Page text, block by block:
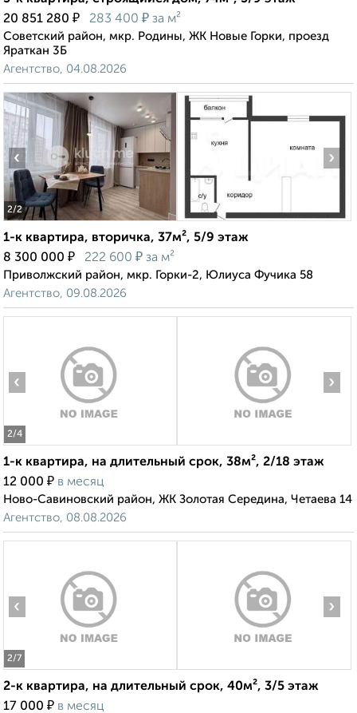
20 851 280 ₽ 283 400 ₽ за м²
Советский район, мкр. Родины, ЖК Новые Горки, проезд
Яраткан 3Б
Агентство, 04.08.2026
2/2
‹ ›
1-к квартира, вторичка, 37м², 5/9 этаж
8 300 000 ₽ 222 600 ₽ за м²
Приволжский район, мкр. Горки-2, Юлиуса Фучика 58
Агентство, 09.08.2026
2/4
‹ ›
1-к квартира, на длительный срок, 38м², 2/18 этаж
12 000 ₽ в месяц
Ново-Савиновский район, ЖК Золотая Середина, Четаева 14
Агентство, 08.08.2026
2/7
‹ ›
2-к квартира, на длительный срок, 40м², 3/5 этаж
17 000 ₽ в месяц